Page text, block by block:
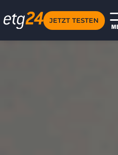
JETZT TESTEN